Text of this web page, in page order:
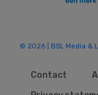
© 2026 | BSL Media &
Contact